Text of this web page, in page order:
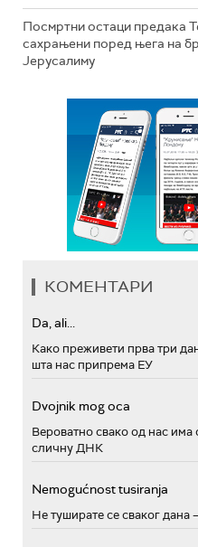
Посмртни остаци предака
сахрањени поред њега на
Јерусалиму
КОМЕНТАРИ
Da, ali...
Како преживети прва три
шта нас припрема ЕУ
Dvojnik mog oca
Вероватно свако од нас има
сличну ДНК
Nemogućnost tusiranja
Не туширате се сваког дана